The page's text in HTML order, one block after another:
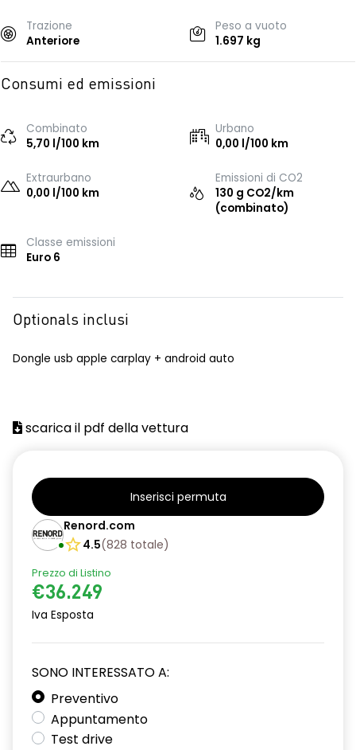
Trazione
Anteriore
Peso a vuoto
1.697 kg
Consumi ed emissioni
Combinato
5,70 l/100 km
Urbano
0,00 l/100 km
Extraurbano
0,00 l/100 km
Emissioni di CO2
130 g CO2/km
(combinato)
Classe emissioni
Euro 6
Optionals inclusi
Dongle usb apple carplay + android auto
scarica il pdf della vettura
Inserisci permuta
Renord.com
4.5(828 totale)
Prezzo di Listino
€36.249
Iva Esposta
SONO INTERESSATO A:
Preventivo
Appuntamento
Test drive